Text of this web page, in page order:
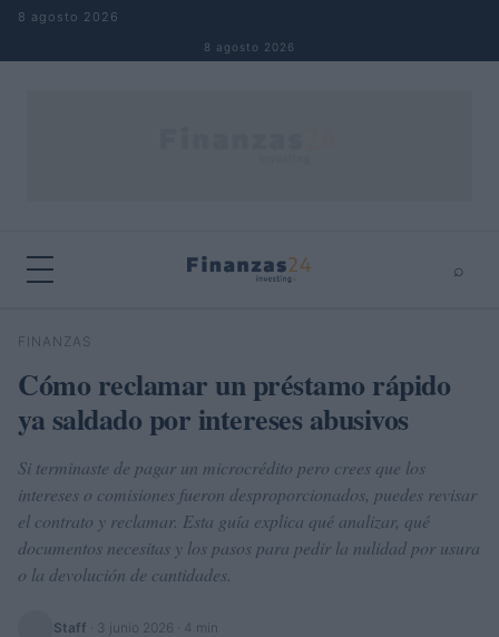
Saltar al contenido
8 agosto 2026
8 agosto 2026
⌕
Buscar
FINANZAS
Cómo reclamar un préstamo rápido
ya saldado por intereses abusivos
Si terminaste de pagar un microcrédito pero crees que los
intereses o comisiones fueron desproporcionados, puedes revisar
el contrato y reclamar. Esta guía explica qué analizar, qué
documentos necesitas y los pasos para pedir la nulidad por usura
o la devolución de cantidades.
Staff 3 junio 2026 · 4 min